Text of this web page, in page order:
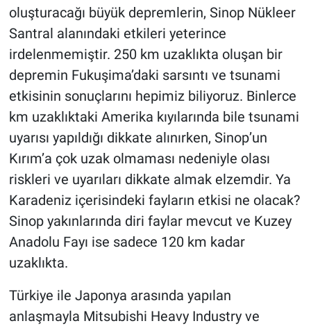
oluşturacağı büyük depremlerin, Sinop Nükleer
Santral alanındaki etkileri yeterince
irdelenmemiştir. 250 km uzaklıkta oluşan bir
depremin Fukuşima’daki sarsıntı ve tsunami
etkisinin sonuçlarını hepimiz biliyoruz. Binlerce
km uzaklıktaki Amerika kıyılarında bile tsunami
uyarısı yapıldığı dikkate alınırken, Sinop’un
Kırım’a çok uzak olmaması nedeniyle olası
riskleri ve uyarıları dikkate almak elzemdir. Ya
Karadeniz içerisindeki fayların etkisi ne olacak?
Sinop yakınlarında diri faylar mevcut ve Kuzey
Anadolu Fayı ise sadece 120 km kadar
uzaklıkta.
Türkiye ile Japonya arasında yapılan
anlaşmayla Mitsubishi Heavy Industry ve